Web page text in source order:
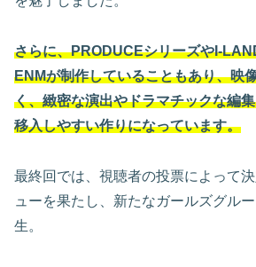
さらに、PRODUCEシリーズやI-
ENMが制作していることもあり、映
く、緻密な演出やドラマチックな編
移入しやすい作りになっています。
最終回では、視聴者の投票によって
ューを果たし、新たなガールズグル
生。